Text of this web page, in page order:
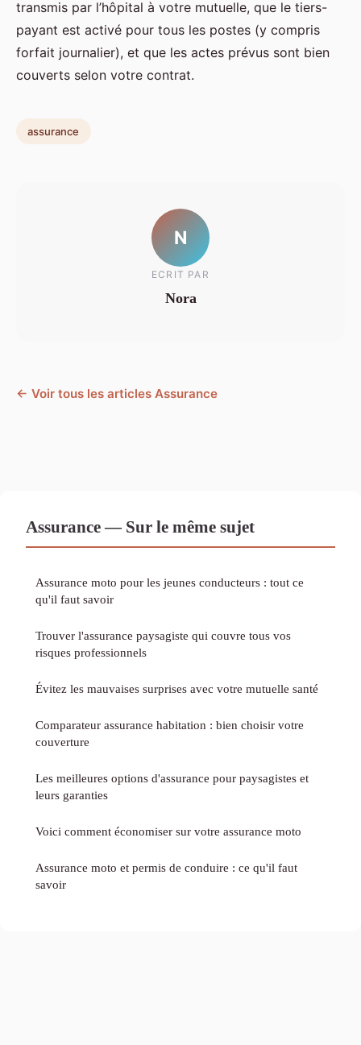
transmis par l’hôpital à votre mutuelle, que le tiers-
payant est activé pour tous les postes (y compris
forfait journalier), et que les actes prévus sont bien
couverts selon votre contrat.
assurance
N
ECRIT PAR
Nora
← Voir tous les articles Assurance
Assurance — Sur le même sujet
Assurance moto pour les jeunes conducteurs : tout ce
qu'il faut savoir
Trouver l'assurance paysagiste qui couvre tous vos
risques professionnels
Évitez les mauvaises surprises avec votre mutuelle santé
Comparateur assurance habitation : bien choisir votre
couverture
Les meilleures options d'assurance pour paysagistes et
leurs garanties
Voici comment économiser sur votre assurance moto
Assurance moto et permis de conduire : ce qu'il faut
savoir